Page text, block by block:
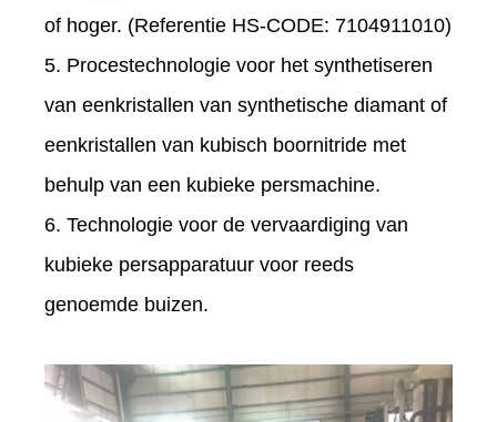
of hoger. (Referentie HS-CODE: 7104911010)
5. Procestechnologie voor het synthetiseren
van eenkristallen van synthetische diamant of
eenkristallen van kubisch boornitride met
behulp van een kubieke persmachine.
6. Technologie voor de vervaardiging van
kubieke persapparatuur voor reeds
genoemde buizen.